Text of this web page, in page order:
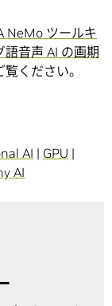
NeMo ツールキ
語音声 AI の画期
ください。
AI | GPU |
AI